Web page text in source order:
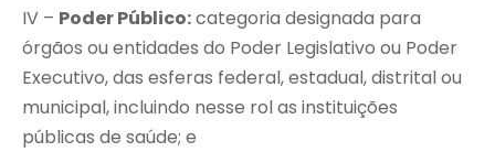
IV – Poder Público:categoria designada para
órgãos ou entidades do Poder Legislativo ou Poder
Executivo, das esferas federal, estadual, distrital ou
municipal, incluindo nesse rol as instituições
públicas de saúde; e